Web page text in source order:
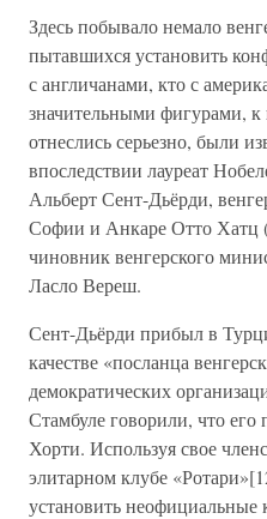
Здесь побывало немало
пытавшихся установить
с англичанами, кто с
значительными фигурами,
отнеслись серьезно, были
впоследствии лауреат
Альберт Сент-Дьёрди,
Софии и Анкаре Отто Хатц
чиновник венгерского
Ласло Вереш.
Сент-Дьёрди прибыл в
качестве «посланца
демократических
Стамбуле говорили, что его
Хорти. Используя свое
элитарном клубе
установить неофициальные